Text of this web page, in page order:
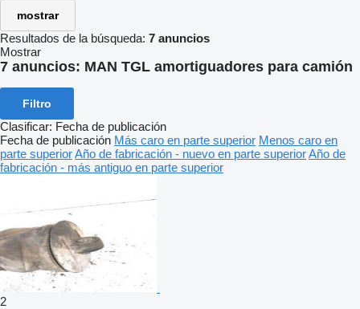
mostrar
Resultados de la búsqueda: 7 anuncios
Mostrar
7 anuncios: MAN TGL amortiguadores para camión
Filtro
Clasificar: Fecha de publicación
Fecha de publicación Más caro en parte superior Menos caro en
parte superiorAño de fabricación - nuevo en parte superiorAño de
fabricación - más antiguo en parte superior
2